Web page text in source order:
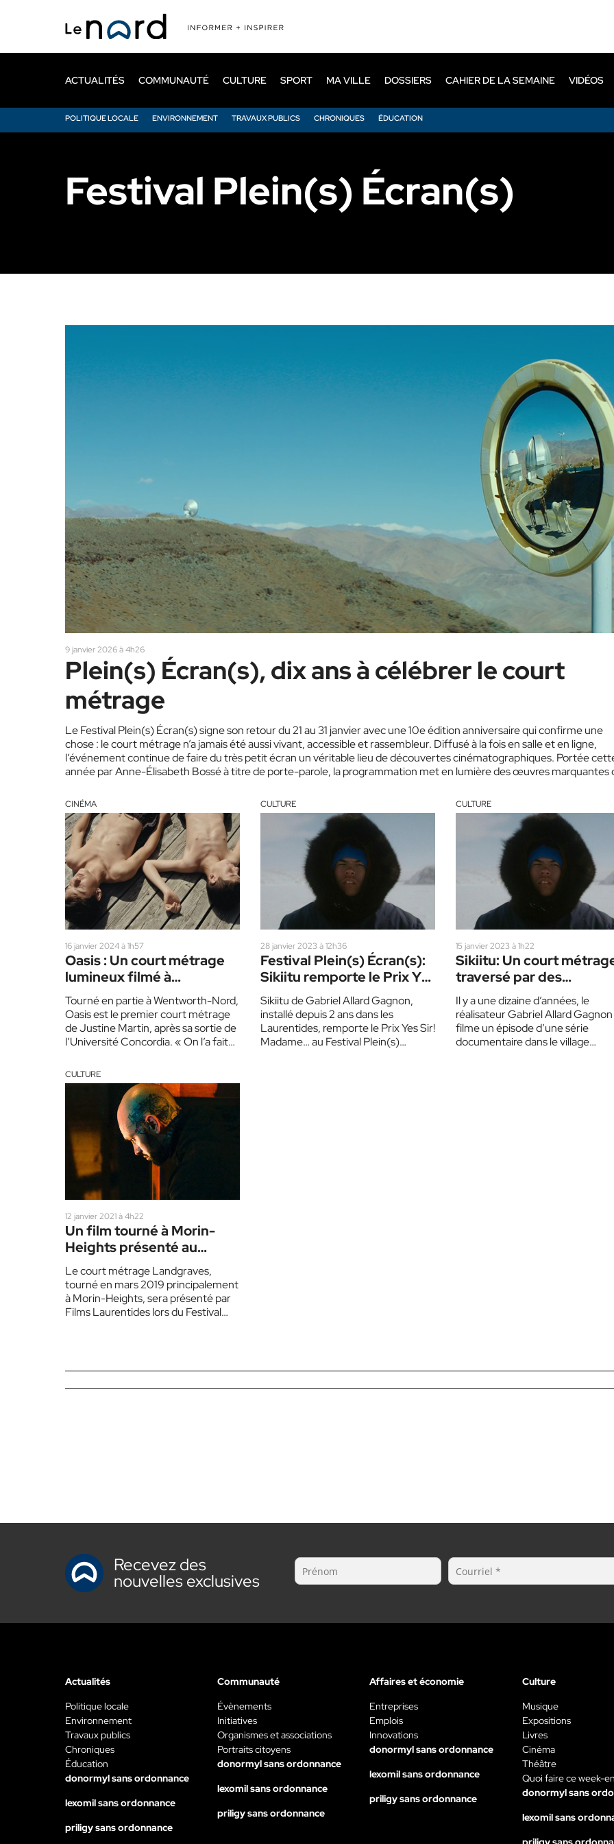
principal
ACTUALITÉS
POLITIQUE LOCALE ENVIRONNEMENT TRAVAUX PUBLICS CHRONIQUES ÉDUCATION
COMMUNAUTÉ CULTURE SPORT MA VILLE DOSSIERS CAHIER DE LA SEMAINE VIDÉOS
Festival Plein(s) Écran(s)
9 janvier 2026 à 4h26
Plein(s) Écran(s), dix ans à célébrer le court
métrage
Le Festival Plein(s) Écran(s) signe son retour du 21 au 31 janvier avec une 10e édition anniversaire qui confirme une
chose : le court métrage n’a jamais été aussi vivant, accessible et rassembleur. Diffusé à la fois en salle et en ligne,
l’événement continue de faire du très petit écran un véritable lieu de découvertes cinématographiques. Portée
année par Anne-Élisabeth Bossé à titre de porte-parole, la programmation met en lumière des œuvres marquantes
CINÉMA
16 janvier 2024 à 1h57
Oasis : Un court métrage
lumineux filmé à
Wentworth-Nord
Tourné en partie à Wentworth-Nord,
Oasis est le premier court métrage
de Justine Martin, après sa sortie de
l’Université Concordia. « On l’a fait
CULTURE
28 janvier 2023 à 12h36
Festival Plein(s) Écran(s):
Sikiitu remporte le Prix Yes
Sir! Madame…
Sikiitu de Gabriel Allard Gagnon,
installé depuis 2 ans dans les
Laurentides, remporte le Prix Yes Sir!
Madame… au Festival Plein(s)
CULTURE
15 janvier 2023 à 1h22
Sikiitu: Un court
traversé par des
questionnements
identitaires
Il y a une dizaine d’années, le
réalisateur Gabriel Allard Gagnon
filme un épisode d’une série
documentaire dans le village
CULTURE
12 janvier 2021 à 4h22
Un film tourné à Morin-
Heights présenté au
Festival Plein(s) Écran(s)
Le court métrage Landgraves,
tourné en mars 2019 principalement
à Morin-Heights, sera présenté par
Films Laurentides lors du Festival
Recevez des
nouvelles exclusives
Actualités
Politique locale
Environnement
Travaux publics
Chroniques
Éducation
donormyl sans ordonnance
lexomil sans ordonnance
priligy sans ordonnance
Communauté
Évènements
Initiatives
Organismes et associations
Portraits citoyens
donormyl sans ordonnance
lexomil sans ordonnance
priligy sans ordonnance
Affaires et économie
Entreprises
Emplois
Innovations
donormyl sans ordonnance
lexomil sans ordonnance
priligy sans ordonnance
Culture
Musique
Expositions
Livres
Cinéma
Théâtre
Quoi faire ce week-
donormyl sans
lexomil sans